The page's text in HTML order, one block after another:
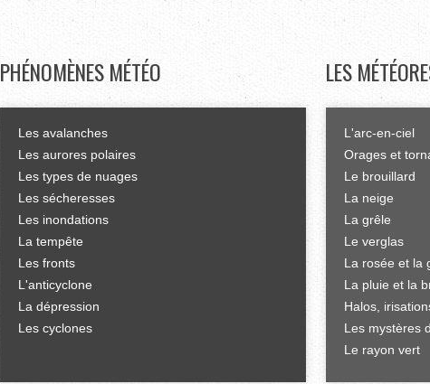
PHÉNOMÈNES MÉTÉO
Les avalanches
Les aurores polaires
Les types de nuages
Les sécheresses
Les inondations
La tempête
Les fronts
L'anticyclone
La dépression
Les cyclones
LES
L'arc-en-ciel
Orages et
Le brouillard
La neige
La grêle
Le verglas
La rosée et la
La pluie et la
Halos,
Les mystères
Le rayon vert